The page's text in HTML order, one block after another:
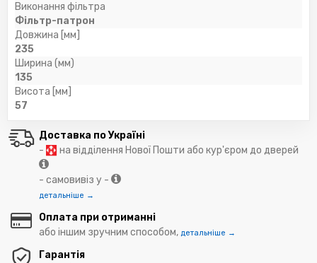
Виконання фільтра
Фільтр-патрон
Довжина [мм]
235
Ширина (мм)
135
Висота [мм]
57
Доставка по Україні
-
на відділення Нової Пошти або кур'єром до дверей
- самовивіз у -
детальніше →
Оплата при отриманні
або іншим зручним способом, детальніше →
Гарантія